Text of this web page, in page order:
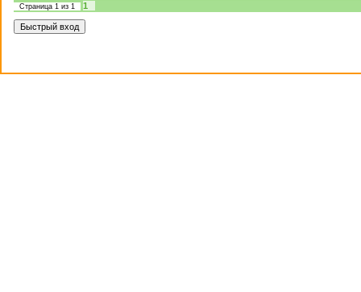
Страница 1 из 1 1